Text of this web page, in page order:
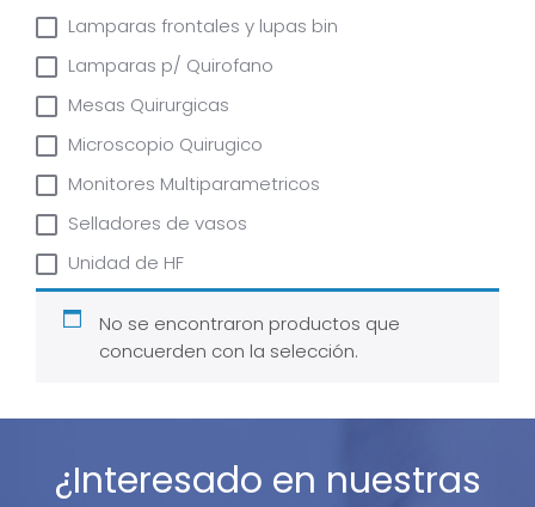
Lamparas frontales y lupas bin
Lamparas p/ Quirofano
Mesas Quirurgicas
Microscopio Quirugico
Monitores Multiparametricos
Selladores de vasos
Unidad de HF
No se encontraron productos que
concuerden con la selección.
¿Interesado en nuestras